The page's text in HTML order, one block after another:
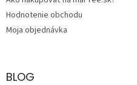
Hodnotenie obchodu
Moja objednávka
BLOG